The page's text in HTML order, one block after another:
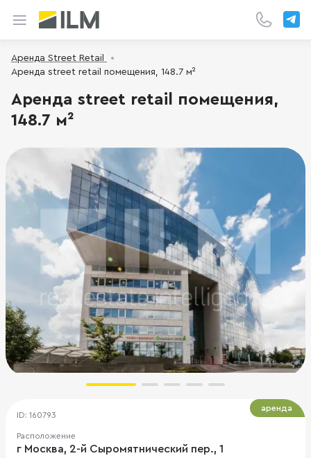
Аренда Street Retail
Аренда street retail помещения, 148.7 м²
Аренда street retail помещения,
148.7 м²
ID: 160793
Расположение
г Москва, 2-й Сыромятнический пер., 1
аренда